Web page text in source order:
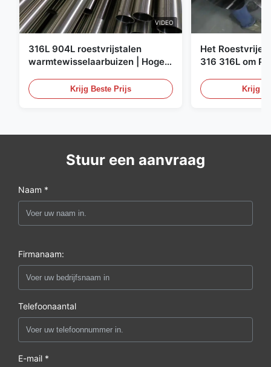
VIDEO
316L 904L roestvrijstalen
warmtewisselaarbuizen | Hoge
Krijg Beste Prijs
Het Roestvrije
316 316L om
Krijg
Stuur een aanvraag
Naam *
Firmanaam:
Telefoonaantal
E-mail *